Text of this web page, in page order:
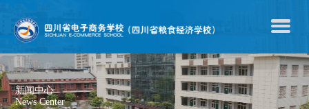
新闻中心
News Center